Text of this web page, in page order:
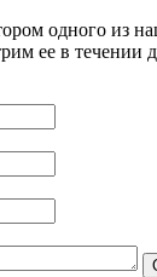
одного из
ее в течении